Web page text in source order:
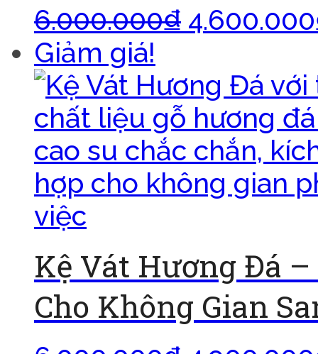
6.000.000₫ 4.600.000
Giảm giá!
Kệ Vát Hương Đá
Cho Không Gian